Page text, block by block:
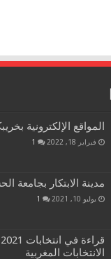
المواقع الإلكترونية
فبراير 18, 2022 1
مدينة الابتكار بجامعة
يوليو 10, 2021 1
الانتخابات المغربية